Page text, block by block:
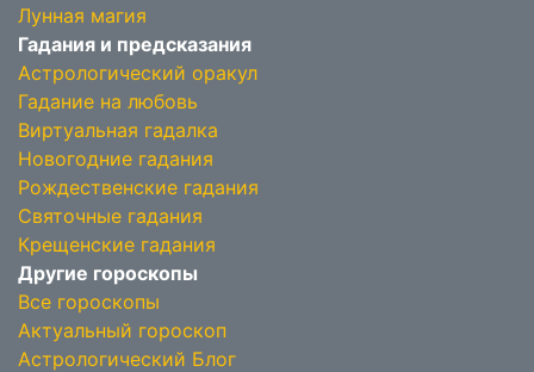
Лунная магия
Гадания и предсказания
Астрологический оракул
Гадание на любовь
Виртуальная гадалка
Новогодние гадания
Рождественские гадания
Святочные гадания
Крещенские гадания
Другие гороскопы
Все гороскопы
Актуальный гороскоп
Астрологический Блог